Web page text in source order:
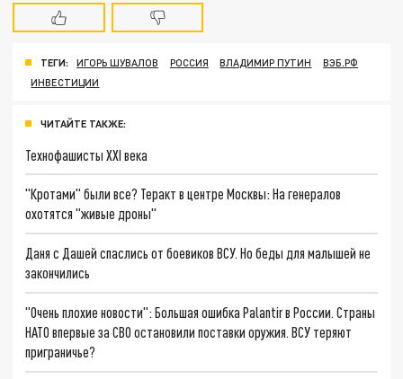
ТЕГИ: ИГОРЬ ШУВАЛОВ РОССИЯ ВЛАДИМИР ПУТИН
ВЭБ.РФ
ИНВЕСТИЦИИ
ЧИТАЙТЕ ТАКЖЕ:
Технофашисты XXI века
"Кротами" были все? Теракт в центре Москвы: На генералов
охотятся "живые дроны"
Даня с Дашей спаслись от боевиков ВСУ. Но беды для малышей не
закончились
"Очень плохие новости": Большая ошибка Palantir в России. Страны
НАТО впервые за СВО остановили поставки оружия. ВСУ теряют
приграничье?